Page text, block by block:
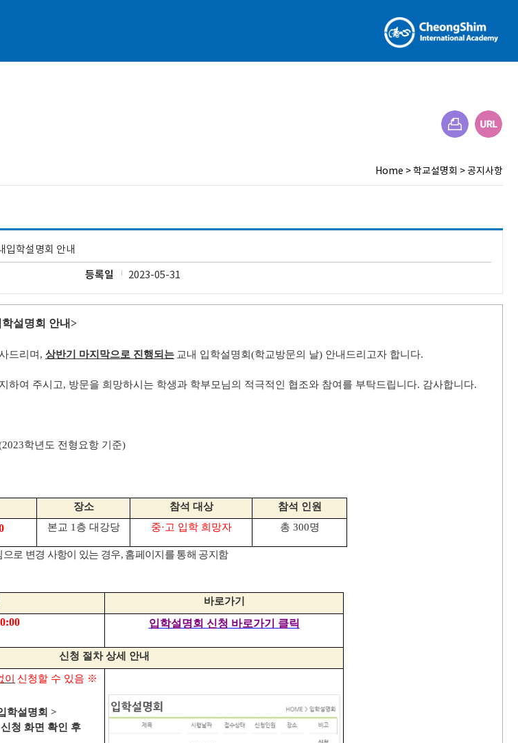
Home >학교설명회 >공지사항
입학설명회 안내
등록일 2023-05-31
설명회 안내>
드리며 , 상반기 마지막으로 진행되는 교내 입학설명회 (학교방문의 날) 안내드리고자 합니다.
하여 주시고, 방문을 희망하시는 학생과 학부모님의 적극적인 협조와 참여를 부탁드립니다. 감사합니다.
학년도 전형요항 기준)
장소 참석 대상 참석 인원
본교 1 층 대강당 중·고 입학 희망자 총 300명
으로 변경 사항이 있는 경우, 홈페이지를 통해 공지함
바로가기
입학설명회 신청 바로가기 클릭
신청 절차 상세 안내
신청할 수 있음 ※
학설명회 >
청 화면 확인 후